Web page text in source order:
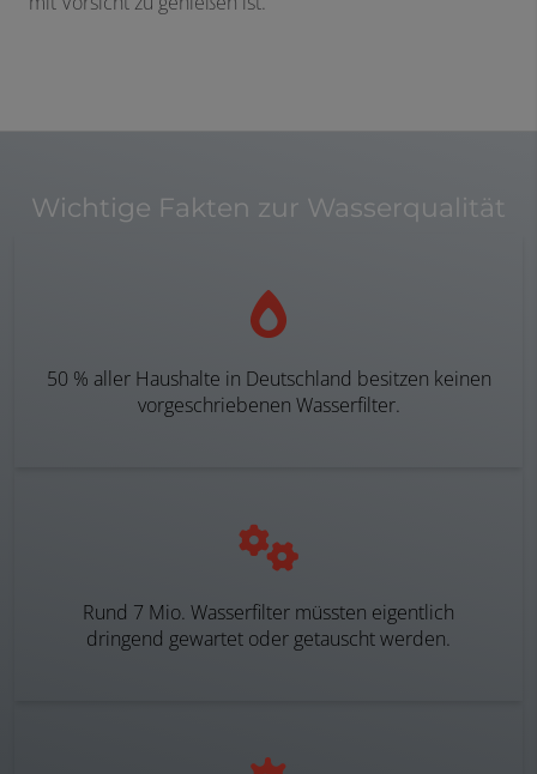
Wichtige Fakten zur Wasserqualität
50 % aller Haushalte in Deutschland besitzen keinen
vorgeschriebenen Wasserfilter.
Rund 7 Mio. Wasserfilter müssten eigentlich
dringend gewartet oder getauscht werden.